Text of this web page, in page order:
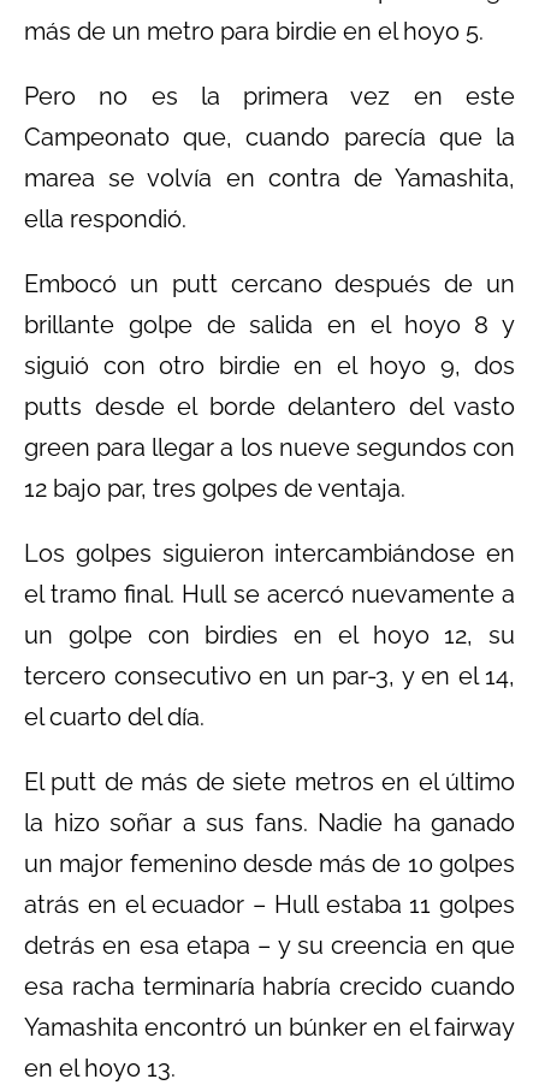
más de un metro para birdie en el hoyo 5.
Pero no es la primera vez en este
Campeonato que, cuando parecía que la
marea se volvía en contra de Yamashita,
ella respondió.
Embocó un putt cercano después de un
brillante golpe de salida en el hoyo 8 y
siguió con otro birdie en el hoyo 9, dos
putts desde el borde delantero del vasto
green para llegar a los nueve segundos con
12 bajo par, tres golpes de ventaja.
Los golpes siguieron intercambiándose en
el tramo final. Hull se acercó nuevamente a
un golpe con birdies en el hoyo 12, su
tercero consecutivo en un par-3, y en el 14,
el cuarto del día.
El putt de más de siete metros en el último
la hizo soñar a sus fans. Nadie ha ganado
un major femenino desde más de 10 golpes
atrás en el ecuador – Hull estaba 11 golpes
detrás en esa etapa – y su creencia en que
esa racha terminaría habría crecido cuando
Yamashita encontró un búnker en el fairway
en el hoyo 13.